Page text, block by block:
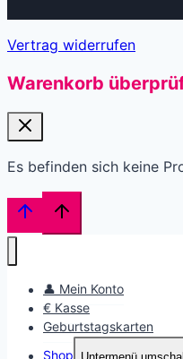
Vertrag widerrufen
Warenkorb
Es befinden sich keine
👤 Mein Konto
€ Kasse
Geburtstagskarten
Shop